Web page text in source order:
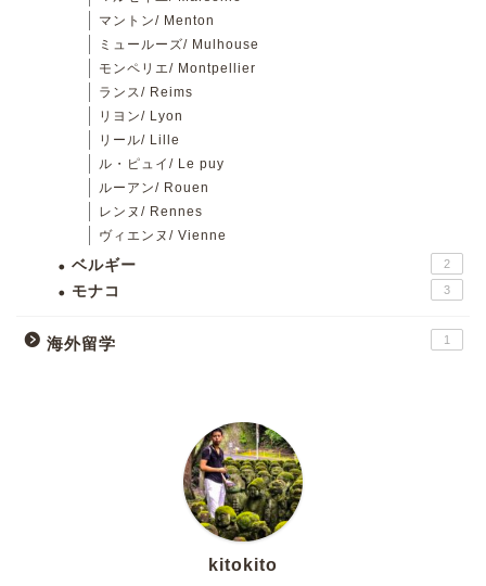
マントン/ Menton
ミュールーズ/ Mulhouse
モンペリエ/ Montpellier
ランス/ Reims
リヨン/ Lyon
リール/ Lille
ル・ピュイ/ Le puy
ルーアン/ Rouen
レンヌ/ Rennes
ヴィエンヌ/ Vienne
ベルギー 2
モナコ 3
海外留学 1
kitokito